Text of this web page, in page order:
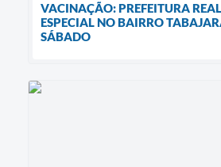
VACINAÇÃO: PREFEITURA
ESPECIAL NO BAIRRO
SÁBADO